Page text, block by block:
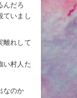
んだろ
ていまし
離れして
い村人た
なのか